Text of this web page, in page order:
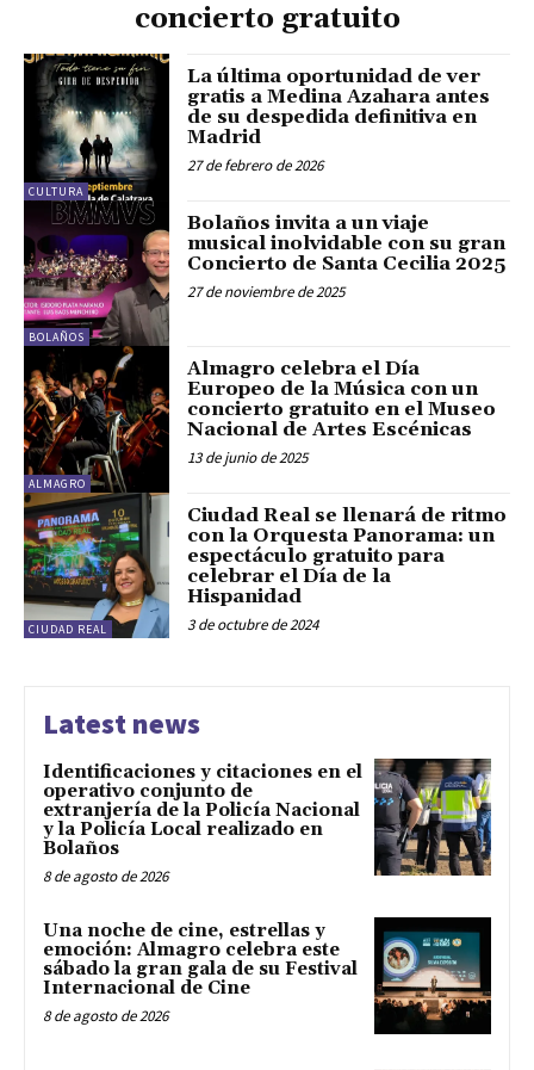
concierto gratuito
CULTURA
La última oportunidad de ver
gratis a Medina Azahara antes
de su despedida definitiva en
Madrid
27 de febrero de 2026
BOLAÑOS
Bolaños invita a un viaje
musical inolvidable con su gran
Concierto de Santa Cecilia 2025
27 de noviembre de 2025
ALMAGRO
Almagro celebra el Día
Europeo de la Música con un
concierto gratuito en el Museo
Nacional de Artes Escénicas
13 de junio de 2025
CIUDAD REAL
Ciudad Real se llenará de ritmo
con la Orquesta Panorama: un
espectáculo gratuito para
celebrar el Día de la
Hispanidad
3 de octubre de 2024
Latest news
Identificaciones y citaciones en el
operativo conjunto de
extranjería de la Policía Nacional
y la Policía Local realizado en
Bolaños
8 de agosto de 2026
Una noche de cine, estrellas y
emoción: Almagro celebra este
sábado la gran gala de su Festival
Internacional de Cine
8 de agosto de 2026